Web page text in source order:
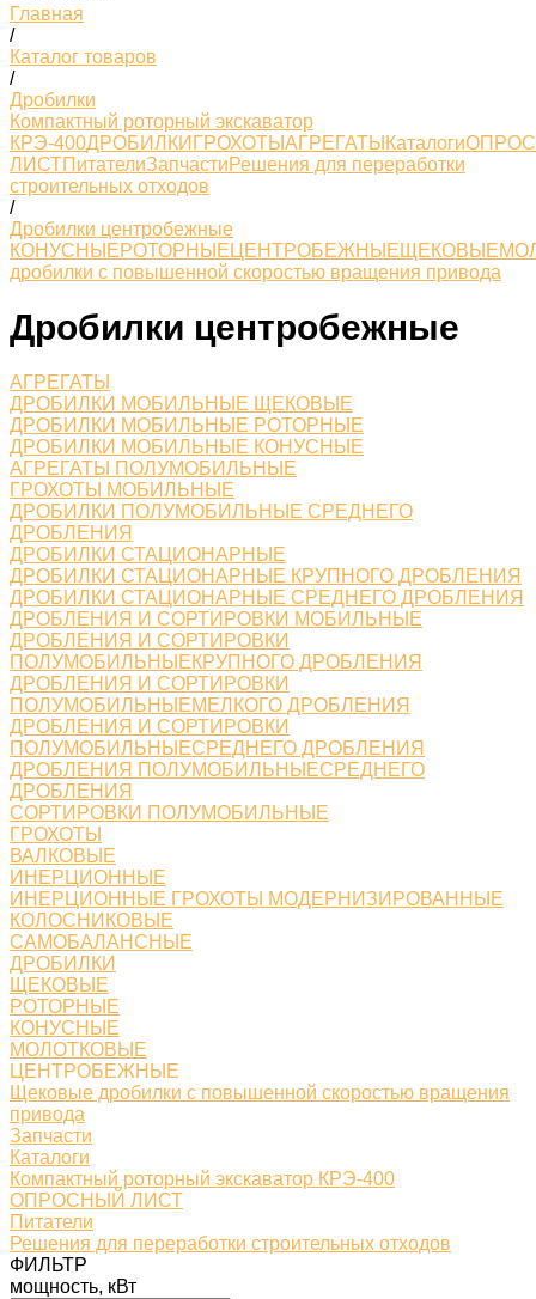
Главная
/
Каталог товаров
/
Дробилки
Компактный роторный экскаватор
КРЭ-400ДРОБИЛКИ ГРОХОТЫ АГРЕГАТЫ Каталоги
ЛИСТПитателиЗапчастиРешения для переработки
строительных отходов
/
Дробилки центробежные
КОНУСНЫЕРОТОРНЫЕ ЦЕНТРОБЕЖНЫЕ ЩЕКОВЫЕ
дробилки с повышенной скоростью вращения привода
Дробилки центробежные
АГРЕГАТЫ
ДРОБИЛКИ МОБИЛЬНЫЕ ЩЕКОВЫЕ
ДРОБИЛКИ МОБИЛЬНЫЕ РОТОРНЫЕ
ДРОБИЛКИ МОБИЛЬНЫЕ КОНУСНЫЕ
АГРЕГАТЫ ПОЛУМОБИЛЬНЫЕ
ГРОХОТЫ МОБИЛЬНЫЕ
ДРОБИЛКИ ПОЛУМОБИЛЬНЫЕ СРЕДНЕГО
ДРОБЛЕНИЯ
ДРОБИЛКИ СТАЦИОНАРНЫЕ
ДРОБИЛКИ СТАЦИОНАРНЫЕ КРУПНОГО ДРОБЛЕНИЯ
ДРОБИЛКИ СТАЦИОНАРНЫЕ СРЕДНЕГО ДРОБЛЕНИЯ
ДРОБЛЕНИЯ И СОРТИРОВКИ МОБИЛЬНЫЕ
ДРОБЛЕНИЯ И СОРТИРОВКИ
ПОЛУМОБИЛЬНЫЕКРУПНОГО ДРОБЛЕНИЯ
ДРОБЛЕНИЯ И СОРТИРОВКИ
ПОЛУМОБИЛЬНЫЕМЕЛКОГО ДРОБЛЕНИЯ
ДРОБЛЕНИЯ И СОРТИРОВКИ
ПОЛУМОБИЛЬНЫЕСРЕДНЕГО ДРОБЛЕНИЯ
ДРОБЛЕНИЯ ПОЛУМОБИЛЬНЫЕСРЕДНЕГО
ДРОБЛЕНИЯ
СОРТИРОВКИ ПОЛУМОБИЛЬНЫЕ
ГРОХОТЫ
ВАЛКОВЫЕ
ИНЕРЦИОННЫЕ
ИНЕРЦИОННЫЕ ГРОХОТЫ МОДЕРНИЗИРОВАННЫЕ
КОЛОСНИКОВЫЕ
САМОБАЛАНСНЫЕ
ДРОБИЛКИ
ЩЕКОВЫЕ
РОТОРНЫЕ
КОНУСНЫЕ
МОЛОТКОВЫЕ
ЦЕНТРОБЕЖНЫЕ
Щековые дробилки с повышенной скоростью вращения
привода
Запчасти
Каталоги
Компактный роторный экскаватор КРЭ-400
ОПРОСНЫЙ ЛИСТ
Питатели
Решения для переработки строительных отходов
ФИЛЬТР
мощность, кВт